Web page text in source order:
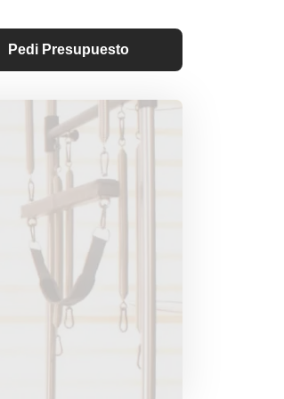
Pedi Presupuesto